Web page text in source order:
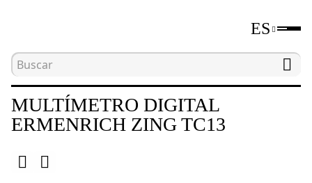
ES
Inicio Herramientas de medición
MULTÍMETRO DIGITAL
ERMENRICH ZING TC13